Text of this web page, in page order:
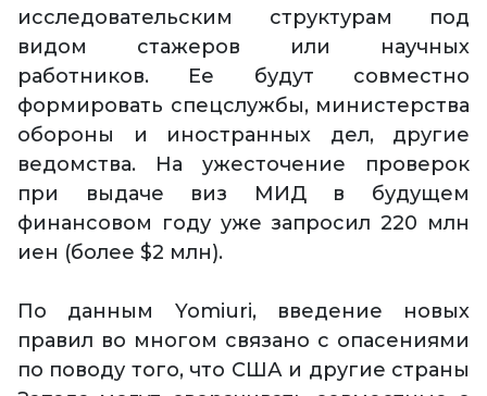
исследовательским структурам под
видом стажеров или научных
работников. Ее будут совместно
формировать спецслужбы, министерства
обороны и иностранных дел, другие
ведомства. На ужесточение проверок
при выдаче виз МИД в будущем
финансовом году уже запросил 220 млн
иен (более $2 млн).
По данным Yomiuri, введение новых
правил во многом связано с опасениями
по поводу того, что США и другие страны